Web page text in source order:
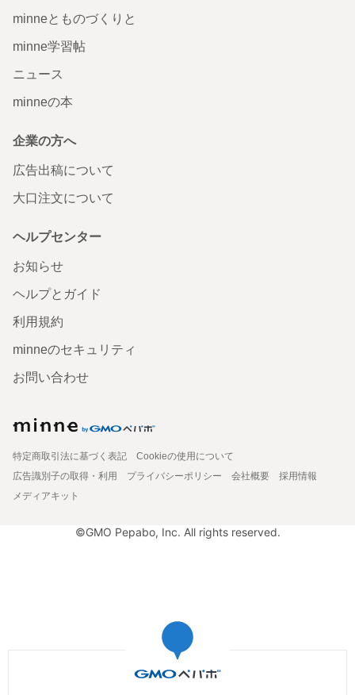
minneとものづくりと
minne学習帖
ニュース
minneの本
企業の方へ
広告出稿について
大口注文について
ヘルプセンター
お知らせ
ヘルプとガイド
利用規約
minneのセキュリティ
お問い合わせ
特定商取引法に基づく表記
Cookieの使用について
広告識別子の取得・利用
プライバシーポリシー 会社概要
採用情報
メディアキット
©GMO Pepabo, Inc. All rights reserved.